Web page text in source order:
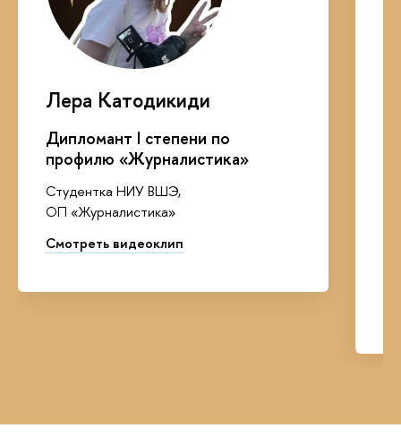
Лера Катодикиди
Дипломант I степени по
профилю «Журналистика»
Студентка НИУ ВШЭ,
ОП «Журналистика»
Смотреть видеоклип